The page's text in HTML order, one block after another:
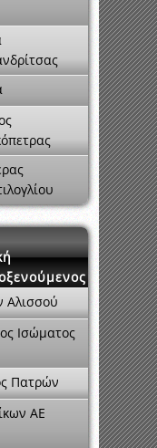
Αλισσού
Ισώματος
Πατρών
ΑΕ